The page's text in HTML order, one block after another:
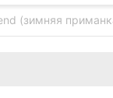
(зимняя